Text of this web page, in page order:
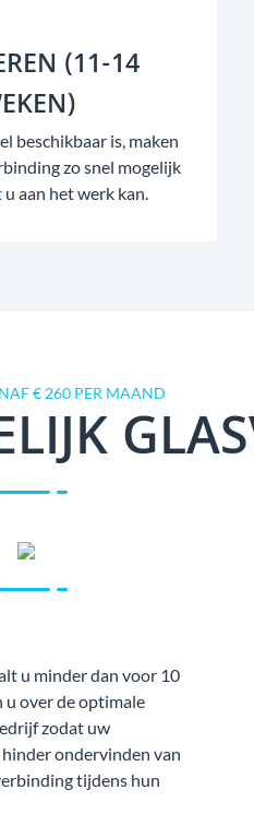
(11-14
beschikbaar is, maken
zo snel mogelijk
aan het werk kan.
€ 260 PER MAAND
u minder dan voor 10
u over de optimale
zodat uw
ondervinden van
tijdens hun